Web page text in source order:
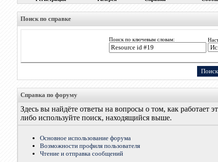
Поиск по справке
Поиск по ключевым словам:
Справка по форуму
Здесь вы найдёте ответы на вопросы о том, как
либо используйте поиск, находящийся выше.
Основное использование форума
Возможности профиля пользователя
Чтение и отправка сообщений